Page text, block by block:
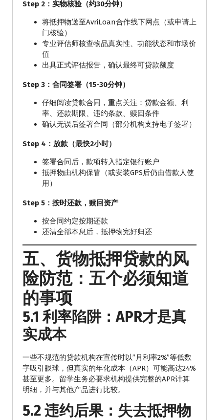
Step 2：实物核验（约30分钟）
将抵押物送至AvriLoan合作线下网点（或申请上
门核验）
专业评估师核查物品真实性、功能状态和市场价
值
出具正式评估报告，确认最终可贷款额度
Step 3：合同签署（15-30分钟）
仔细阅读贷款合同，重点关注：贷款金额、利
率、还款期限、违约条款、赎回条件
确认无误后签署合同（部分机构支持电子签署）
Step 4：放款（最快2小时）
签署合同后，款项转入指定银行账户
抵押物由机构保管（或安装GPS后仍由借款人使
用）
Step 5：按时还款，赎回资产
按合同约定按期还款
还清全部本息后，抵押物完好归还
五、货物抵押贷款的风
险防范：五个必须知道
的事项
5.1 利率陷阱：APR才是真
实成本
一些不规范的贷款机构在宣传时以”月利率2%”等低数
字吸引眼球，但真实的年化成本（APR）可能高达24%
甚至更多。留学生务必要求机构提供完整的APR计算
明细，并与其他产品进行比较。
5.2 违约后果：失去抵押物